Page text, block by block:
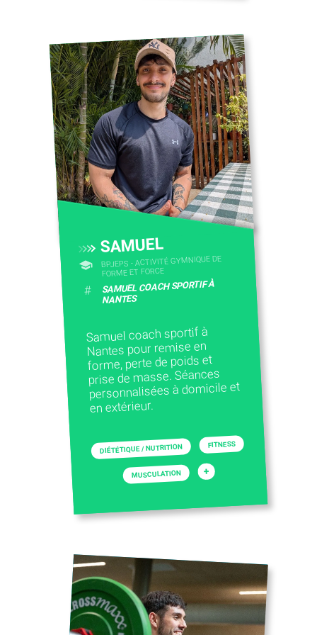
SAMUEL
BPJEPS - ACTIVITÉ GYMNIQUE DE
FORME ET FORCE
# SAMUEL COACH SPORTIF À
NANTES
Samuel coach sportif à
Nantes pour remise en
forme, perte de poids et
prise de masse. Séances
personnalisées à domicile et
en extérieur.
DIÉTÉTIQUE / NUTRITION FITNESS
MUSCULATION +